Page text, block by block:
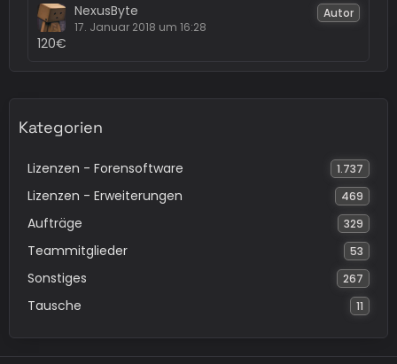
NexusByte
17. Januar 2018 um 16:28
Autor
120€
Kategorien
Lizenzen - Forensoftware 1.737
Lizenzen - Erweiterungen 469
Aufträge 329
Teammitglieder 53
Sonstiges 267
Tausche 11